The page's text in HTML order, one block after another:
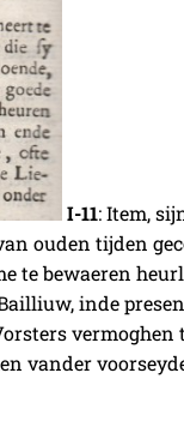
I-11: Item,
ouden tijden
te bewaeren
inde
vermoghen
vander